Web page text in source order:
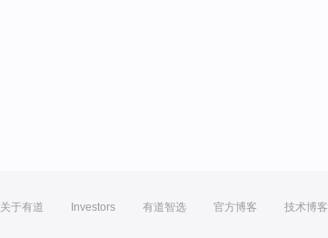
关于有道 Investors 有道智选 官方博客 技术博客